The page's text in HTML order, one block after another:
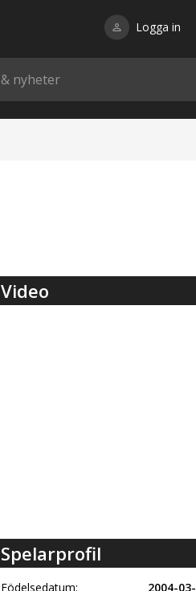
Logga in
Video
Spelarprofil
Födelsedatum: 2004-